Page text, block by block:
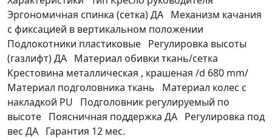
Эргономичная спинка (сетка) ДА Механизм качания
с фиксацией в вертикальном положении
Подлокотники пластиковые Регулировка высоты
(газлифт) ДА Материал обивки ткань/сетка
Крестовина металлическая , крашеная /d 680 mm/
Материал подголовника ткань Материал колес с
накладкой PU Подголовник регулируемый по
высоте Поясничная поддержка ДА Регулировка под
вес ДА Гарантия 12 мес.